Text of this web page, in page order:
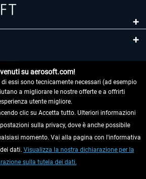
su aerosoft.com!
essi sono tecnicamente necessari (ad esempio
a migliorare le nostre offerte e a offrirti
utente migliore.
clic su Accetta tutto. Ulteriori informazioni
sulla privacy, dove è anche possibile
momento. Vai alla pagina con l'informativa
dati. Visualizza la nostra dichiarazione per la
sulla tutela dei dati.